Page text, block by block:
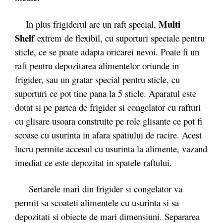
In plus frigiderul are un raft special, Multi
Shelfextrem de flexibil, cu suporturi speciale pentru
sticle, ce se poate adapta oricarei nevoi. Poate fi un
raft pentru depozitarea alimentelor oriunde in
frigider, sau un gratar special pentru sticle, cu
suporturi ce pot tine pana la 5 sticle. Aparatul este
dotat si pe partea de frigider si congelator cu rafturi
cu glisare usoara construite pe role glisante ce pot fi
scoase cu usurinta in afara spatiului de racire. Acest
lucru permite accesul cu usurinta la alimente, vazand
imediat ce este depozitat in spatele raftului.
Sertarele mari din frigider si congelator va
permit sa scoateti alimentele cu usurinta si sa
depozitati si obiecte de mari dimensiuni. Separarea